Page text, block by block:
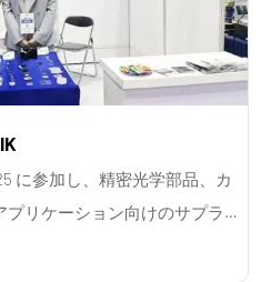
に参加し、精密光学部品、カ
プリケーション向けのサプラ
しました。